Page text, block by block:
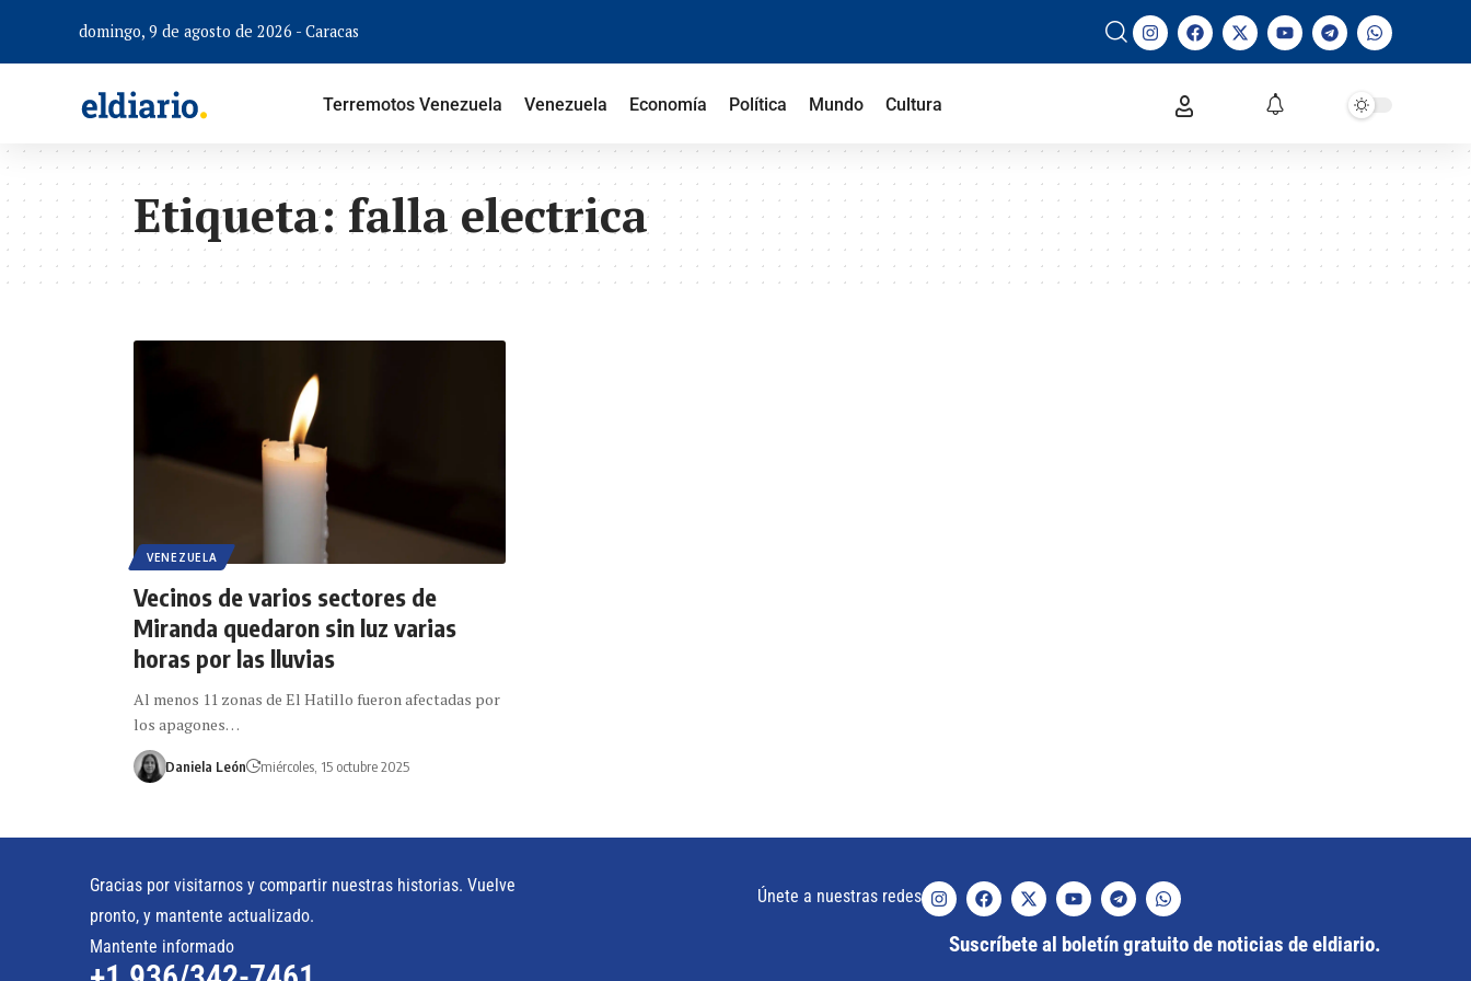
domingo, 9 de agosto de 2026 - Caracas
Terremotos Venezuela Venezuela Economía Política Mundo Cultura
Etiqueta:falla electrica
VENEZUELA
Vecinos de varios sectores de
Miranda quedaron sin luz varias
horas por las lluvias
Al menos 11 zonas de El Hatillo fueron afectadas por
los apagones…
Daniela León miércoles, 15 octubre 2025
Gracias por visitarnos y compartir nuestras historias. Vuelve
pronto, y mantente actualizado.
Mantente informado
Únete a nuestras redes
Suscríbete al boletín gratuito de noticias de eldiario.